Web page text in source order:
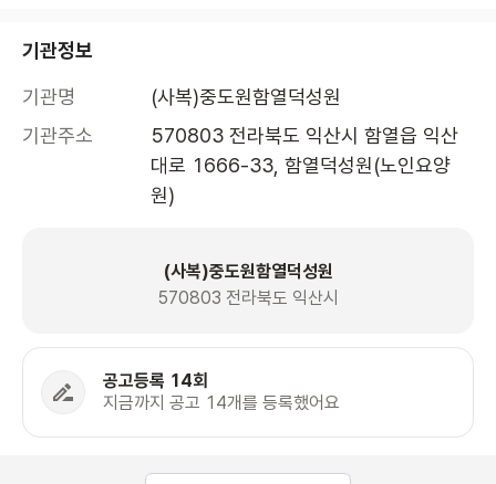
기관정보
기관명
(사복)중도원함열덕성원
기관주소
570803 전라북도 익산시 함열읍 익산
대로 1666-33, 함열덕성원(노인요양
원)
(사복)중도원함열덕성원
570803 전라북도 익산시
공고등록 14회
지금까지 공고 14개를 등록했어요